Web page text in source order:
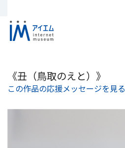
《丑（鳥取のえと）》
この作品の応援メッセージを見る